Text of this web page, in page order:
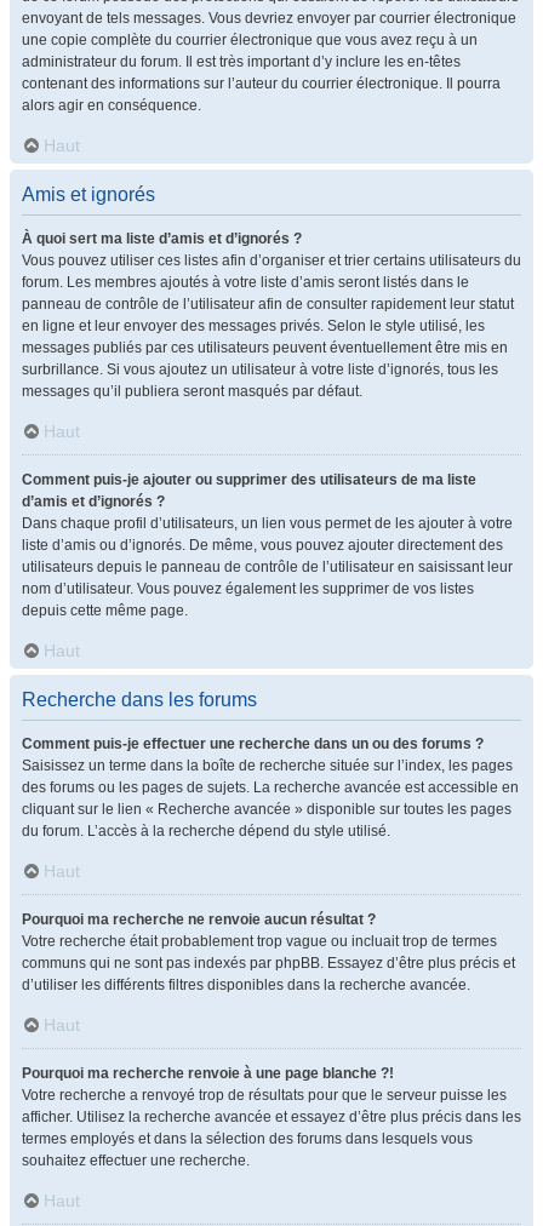
envoyant de tels messages. Vous devriez envoyer par courrier électronique
une copie complète du courrier électronique que vous avez reçu à un
administrateur du forum. Il est très important d’y inclure les en-têtes
contenant des informations sur l’auteur du courrier électronique. Il pourra
alors agir en conséquence.
Haut
Amis et ignorés
À quoi sert ma liste d’amis et d’ignorés ?
Vous pouvez utiliser ces listes afin d’organiser et trier certains utilisateurs du
forum. Les membres ajoutés à votre liste d’amis seront listés dans le
panneau de contrôle de l’utilisateur afin de consulter rapidement leur statut
en ligne et leur envoyer des messages privés. Selon le style utilisé, les
messages publiés par ces utilisateurs peuvent éventuellement être mis en
surbrillance. Si vous ajoutez un utilisateur à votre liste d’ignorés, tous les
messages qu’il publiera seront masqués par défaut.
Haut
Comment puis-je ajouter ou supprimer des utilisateurs de ma liste
d’amis et d’ignorés ?
Dans chaque profil d’utilisateurs, un lien vous permet de les ajouter à votre
liste d’amis ou d’ignorés. De même, vous pouvez ajouter directement des
utilisateurs depuis le panneau de contrôle de l’utilisateur en saisissant leur
nom d’utilisateur. Vous pouvez également les supprimer de vos listes
depuis cette même page.
Haut
Recherche dans les forums
Comment puis-je effectuer une recherche dans un ou des forums ?
Saisissez un terme dans la boîte de recherche située sur l’index, les pages
des forums ou les pages de sujets. La recherche avancée est accessible en
cliquant sur le lien « Recherche avancée » disponible sur toutes les pages
du forum. L’accès à la recherche dépend du style utilisé.
Haut
Pourquoi ma recherche ne renvoie aucun résultat ?
Votre recherche était probablement trop vague ou incluait trop de termes
communs qui ne sont pas indexés par phpBB. Essayez d’être plus précis et
d’utiliser les différents filtres disponibles dans la recherche avancée.
Haut
Pourquoi ma recherche renvoie à une page blanche ?!
Votre recherche a renvoyé trop de résultats pour que le serveur puisse les
afficher. Utilisez la recherche avancée et essayez d’être plus précis dans les
termes employés et dans la sélection des forums dans lesquels vous
souhaitez effectuer une recherche.
Haut